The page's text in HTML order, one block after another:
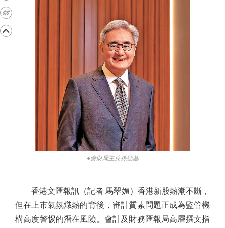
●會財局主席孫德基
香港文匯報訊（記者 馬翠媚）香港新股熱潮不斷，
但在上市氣氛熾熱的背後，審計質素問題正成為監管機
構高度警惕的潛在風險。會計及財務匯報局高層撰文指